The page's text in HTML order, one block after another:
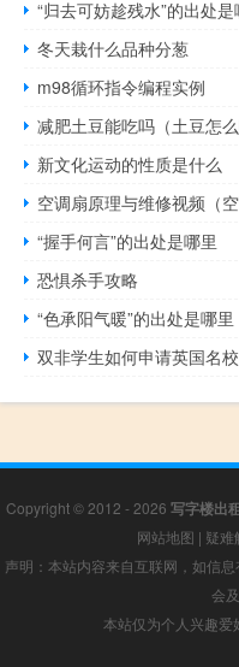
“归去可妨趁残水”的出处是
冬天栽什么品种分葱
m98循环指令编程实例
减肥土豆能吃吗（土豆怎么
新文化运动的性质是什么
空调扇原理与维修视频（空
“握手何言”的出处是哪里
恐惧杀手攻略
“色承阳气暖”的出处是哪里
双非学生如何申请英国名校
Copyright © 2012 - 2026 写字楼出
网站地图 | 疑难
声明：本站内容来自互联网，如信
会
本站仅为个人兴趣爱